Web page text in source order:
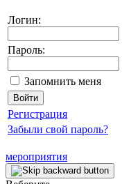
Логин:
Пароль:
Запомнить меня
Регистрация
Забыли свой пароль?
мероприятия